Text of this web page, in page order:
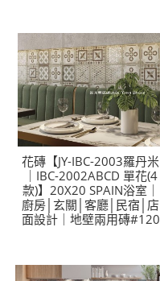
花磚【JY-IBC-2003羅丹米
｜IBC-2002ABCD 單花(4
款)】20X20 SPAIN浴室｜
廚房│玄關│客廳│民宿│店
面設計｜地壁兩用磚#120